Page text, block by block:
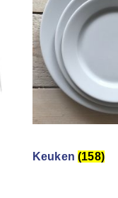
Keuken(158)